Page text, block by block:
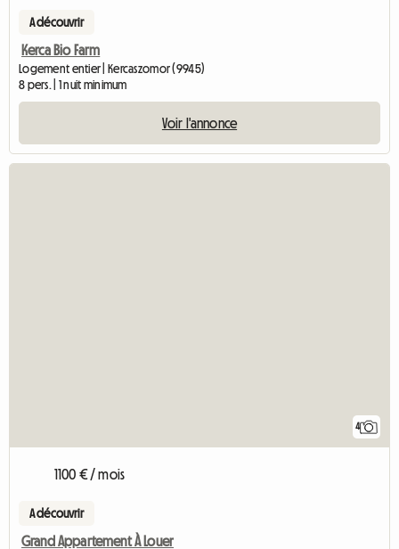
A découvrir
Kerca Bio Farm
Logement entier | Kercaszomor (9945)
8 pers. | 1 nuit minimum
Voir l'annonce
4
1100 € / mois
A découvrir
Grand Appartement À Louer